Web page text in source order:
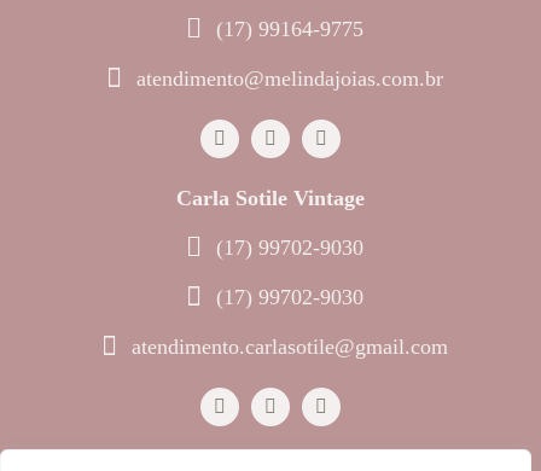
(17) 99164-9775
atendimento@melindajoias.com.br
Carla Sotile Vintage
(17) 99702-9030
(17) 99702-9030
atendimento.carlasotile@gmail.com